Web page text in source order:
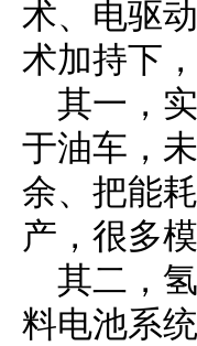
术、电驱
术加持下
其一，
于油车，
余、把能
产，很多
其二，
料电池系